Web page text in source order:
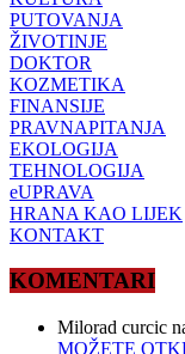
PUTOVANJA
ŽIVOTINJE
DOKTOR
KOZMETIKA
FINANSIJE
PRAVNAPITANJA
EKOLOGIJA
TEHNOLOGIJA
eUPRAVA
HRANA KAO LIJEK
KONTAKT
KOMENTARI
Milorad curcic
MOŽETE